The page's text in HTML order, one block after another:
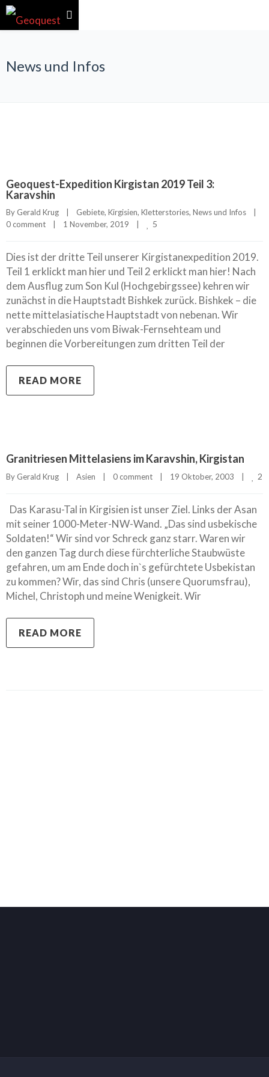
News und Infos
Geoquest-Expedition Kirgistan 2019 Teil 3:
Karavshin
By Gerald Krug Gebiete, Kirgisien, Kletterstories, News und Infos
0 comment
1 November, 2019 5
Dies ist der dritte Teil unserer Kirgistanexpedition 2019.
Teil 1 erklickt man hier und Teil 2 erklickt man hier! Nach
dem Ausflug zum Son Kul (Hochgebirgssee) kehren wir
zunächst in die Hauptstadt Bishkek zurück. Bishkek – die
nette mittelasiatische Hauptstadt von nebenan. Wir
verabschieden uns vom Biwak-Fernsehteam und
beginnen die Vorbereitungen zum dritten Teil der
READ MORE
Granitriesen Mittelasiens im Karavshin, Kirgistan
By Gerald Krug Asien 0 comment 19 Oktober, 2003 2
Das Karasu-Tal in Kirgisien ist unser Ziel. Links der Asan
mit seiner 1000-Meter-NW-Wand. „Das sind usbekische
Soldaten!“ Wir sind vor Schreck ganz starr. Waren wir
den ganzen Tag durch diese fürchterliche Staubwüste
gefahren, um am Ende doch in`s gefürchtete Usbekistan
zu kommen? Wir, das sind Chris (unsere Quorumsfrau),
Michel, Christoph und meine Wenigkeit. Wir
READ MORE